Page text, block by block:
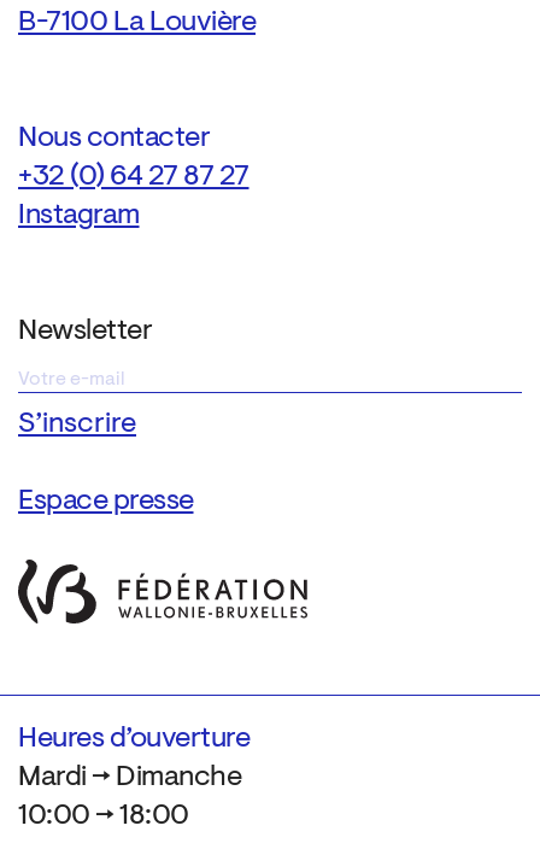
B-7100 La Louvière
Nous contacter
+32 (0) 64 27 87 27
Instagram
Newsletter
Espace presse
Heures d’ouverture
Mardi → Dimanche
10:00 → 18:00